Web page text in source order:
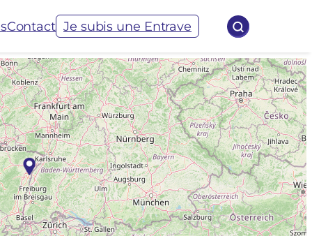
Contact Je subis une Entrave